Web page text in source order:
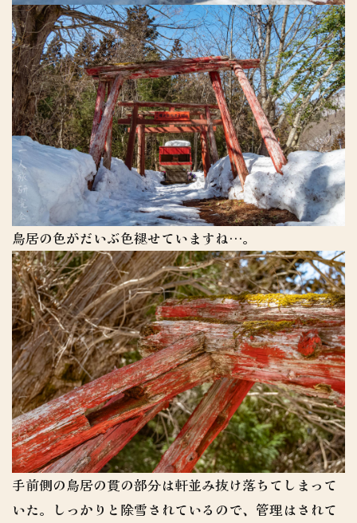
鳥居の色がだいぶ色褪せていますね…。
手前側の鳥居の貫の部分は軒並み抜け落ちてしまって
いた。しっかりと除雪されているので、管理はされて